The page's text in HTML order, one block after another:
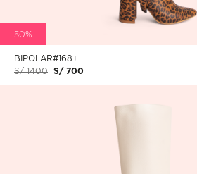
50%
BIPOLAR#168+
S/ 1400
S/ 700